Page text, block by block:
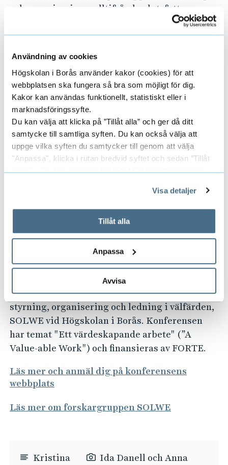
Användning av cookies
Högskolan i Borås använder kakor (cookies) för att
webbplatsen ska fungera så bra som möjligt för dig.
Kakor kan användas funktionellt, statistiskt eller i
marknadsföringssyfte.
Du kan välja att klicka på ”Tillåt alla” och ger då ditt
samtycke till samtliga syften. Du kan också välja att
uppge vilka syften du samtycker till genom att välja
"Anpassa", klicka i rutan bredvid syftet och sedan ”Tillåt
urval”. Du kan när som helst ta tillbaka ditt samtycke
På fliken "Information" kan du läsa om hur kakorna
används och hur vi och våra leverantörer inhämtar och
behandlar personuppgifter.
Visa detaljer
Tillåt alla
Anpassa
Avvisa
och organisering – alltifrån beslutsfattares
hantering av vetenskaplig expertis inom
exempelvis klimatfrågan till demografiska
Dessutom blir det presentationer av aktuell
forskning inom området, samt en kreativ
workshop för fortsatt samverkan kring
gemensamma forskningsansökningar och
publikationer.
Vad vill ni uppnå med
konferensen?
– Vi hoppas att konferensen ska leda till
ökat nätverksbyggande, ett samskapande kring
identifiering av nya gemensamma
forskningsfrågor för samverkansprojekt samt
ytterligare gemensamma publikationer.
Konferensen SOLWE 2024 arrangeras av
forskargruppen Arbetsliv & Välfärd: Hållbar
styrning, organisering och ledning i välfärden,
SOLWE vid Högskolan i Borås. Konferensen
har temat "Ett värdeskapande arbete" (”A
Value-able Work") och finansieras av FORTE.
Läs mer och anmäl dig på konferensens
webbplats
Läs mer om forskargruppen SOLWE
Kristina
Ida Danell och Anna